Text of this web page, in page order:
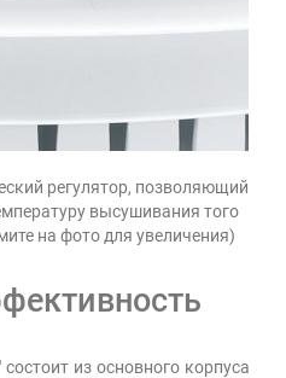
регулятор, позволяющий
высушивания того
на фото для увеличения)
из основного корпуса